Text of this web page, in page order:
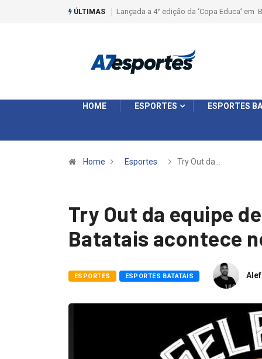
ÚLTIMAS
da ‘Copa Educa’ em BatataisLiga 2026: Equipes rompem com a LABE
HOME ESPORTES ESPORTES
Home Esportes Try Out da…
Try Out da equipe
Batatais acontece
ESPORTES ESPORTES BATATAIS